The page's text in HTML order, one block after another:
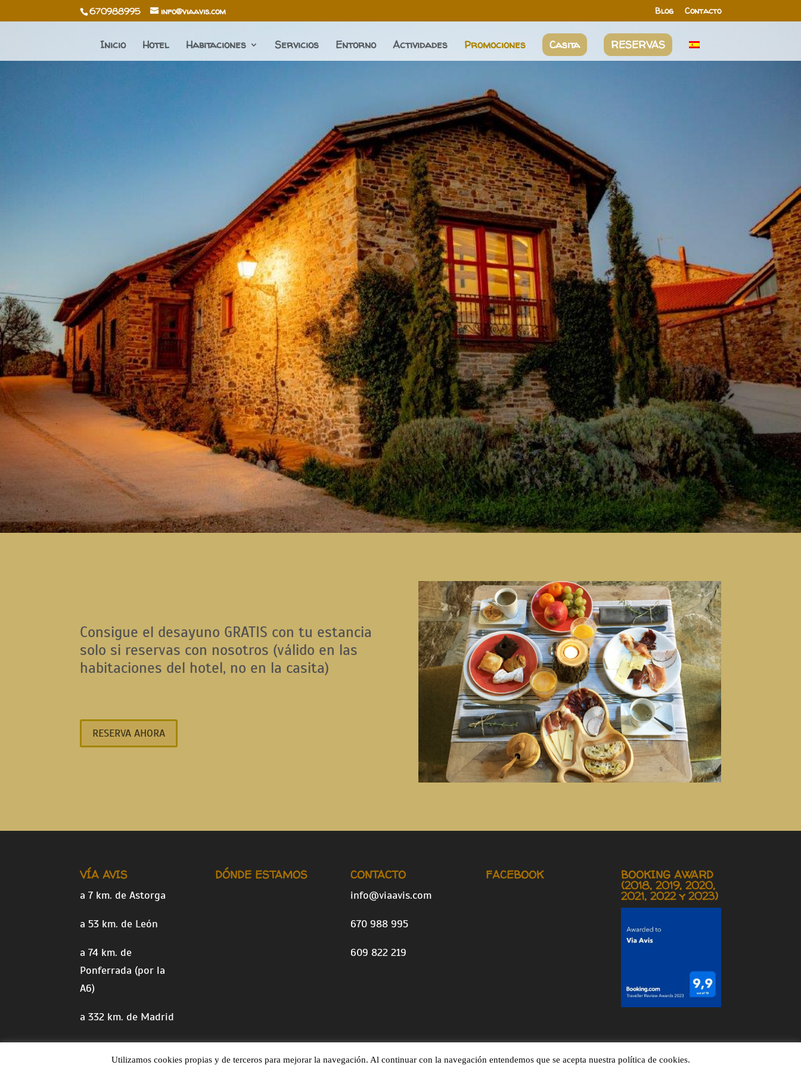
670988995 info@viaavis.com Blog Contacto
Inicio Hotel Habitaciones Servicios Entorno Actividades Promociones Casita RESERVAS
Consigue el desayuno GRATIS con tu estancia
solo si reservas con nosotros (válido en las
habitaciones del hotel, no en la casita)
RESERVA AHORA
VÍA AVIS
a 7 km. de Astorga
a 53 km. de León
a 74 km. de
Ponferrada (por la
A6)
a 332 km. de Madrid
DÓNDE ESTAMOS CONTACTO
info@viaavis.com
670 988 995
609 822 219
FACEBOOK BOOKING AWARD
(2018, 2019, 2020,
2021, 2022 y 2023)
Utilizamos cookies propias y de terceros para mejorar la navegación. Al continuar con la navegación entendemos que se acepta nuestra política de cookies.